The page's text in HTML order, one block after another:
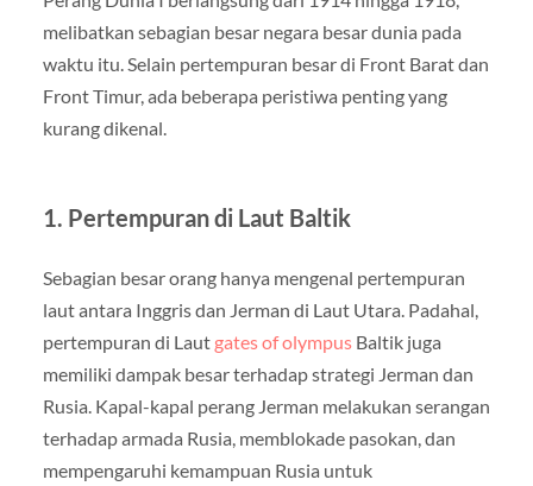
melibatkan sebagian besar negara besar dunia pada
waktu itu. Selain pertempuran besar di Front Barat dan
Front Timur, ada beberapa peristiwa penting yang
kurang dikenal.
1. Pertempuran di Laut Baltik
Sebagian besar orang hanya mengenal pertempuran
laut antara Inggris dan Jerman di Laut Utara. Padahal,
pertempuran di Laut gates of olympusBaltik juga
memiliki dampak besar terhadap strategi Jerman dan
Rusia. Kapal-kapal perang Jerman melakukan serangan
terhadap armada Rusia, memblokade pasokan, dan
mempengaruhi kemampuan Rusia untuk